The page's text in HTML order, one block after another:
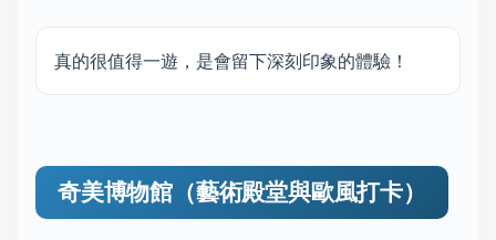
真的很值得一遊，是會留下深刻印象的體驗！
奇美博物館（藝術殿堂與歐風打卡）